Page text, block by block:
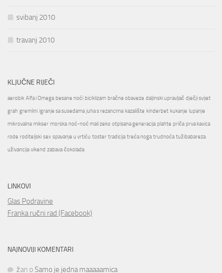
svibanj 2010
travanj 2010
KLJUČNE RIJEČI
aerobik Alfa i Omega besane noći biciklizam bračne obaveze daljinski upravljač dječji svijet
grah gremlini igranje sa susedama juha s rezancima kazalište kinderbet kukanje lupanje
mikrovalna mikser morska noć-noć mali zeko otpisana generacija plahte priča prva kavica
rode roditeljski sex spavanje u vrtiću toster tradicija treća noga trudnoća tužibabareza
uživancija vikend zabava čokolada
LINKOVI
Glas Podravine
Franka ručni rad (Facebook)
NAJNOVIJI KOMENTARI
žan o Samo je jedna maaaaamica